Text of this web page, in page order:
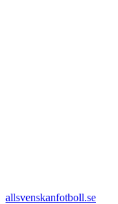
allsvenskanfotboll.se